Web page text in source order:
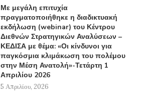
Με μεγάλη επιτυχία
πραγματοποιήθηκε η διαδικτυακή
εκδήλωση (webinar) του Κέντρου
Διεθνών Στρατηγικών Αναλύσεων –
ΚΕΔΙΣΑ με θέμα: «Οι κίνδυνοι για
παγκόσμια κλιμάκωση του πολέμου
στην Μέση Ανατολή»-Τετάρτη 1
Απριλίου 2026
5 Απριλίου, 2026